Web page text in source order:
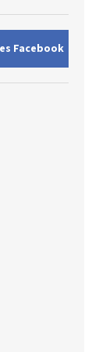
Facebook